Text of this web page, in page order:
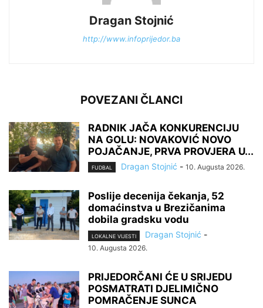
Dragan Stojnić
http://www.infoprijedor.ba
POVEZANI ČLANCI
RADNIK JAČA KONKURENCIJU
NA GOLU: NOVAKOVIĆ NOVO
POJAČANJE, PRVA PROVJERA U...
FUDBAL Dragan Stojnić - 10. Augusta 2026.
Poslije decenija čekanja, 52
domaćinstva u Brezičanima
dobila gradsku vodu
LOKALNE VIJESTI Dragan Stojnić -
10. Augusta 2026.
PRIJEDORČANI ĆE U SRIJEDU
POSMATRATI DJELIMIČNO
POMRAČENJE SUNCA